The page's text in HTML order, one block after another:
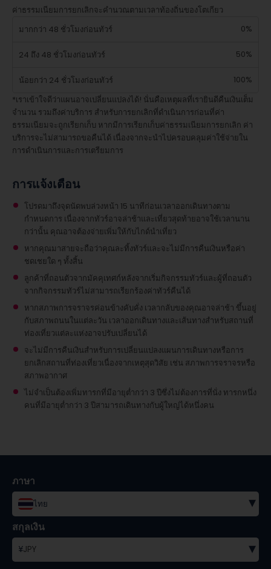
ค่าธรรมเนียมการยกเลิกจะคำนวณตามเวลาท้องถิ่นของโตเกียว
มากกว่า 48 ชั่วโมงก่อนทัวร์
0%
24 ถึง 48 ชั่วโมงก่อนทัวร์ 50%
น้อยกว่า 24 ชั่วโมงก่อนทัวร์
100%
*เราเข้าใจดีว่าแผนอาจเปลี่ยนแปลงได้! นั่นคือเหตุผลที่เรายินดีคืนเงินเต็ม
จำนวน รวมถึงค่าบริการ สำหรับการยกเลิกที่ดำเนินการก่อนที่ค่า
ธรรมเนียมจะถูกเรียกเก็บ หากมีการเรียกเก็บค่าธรรมเนียมการยกเลิก ค่า
บริการจะไม่สามารถขอคืนได้ เนื่องจากจะนำไปครอบคลุมค่าใช้จ่ายใน
การดำเนินการและการเตรียมการ
การแจ้งเตือน
โปรดมาถึงจุดนัดพบล่วงหน้า 15 นาทีก่อนเวลาออกเดินทางตาม
กำหนดการ เนื่องจากทัวร์อาจล่าช้าและเที่ยวสุดท้ายอาจใช้เวลานาน
กว่านั้น คุณอาจต้องจ่ายเพิ่มให้กับไกด์นำเที่ยว
หากคุณมาสายจะถือว่าคุณละทิ้งทัวร์และจะไม่มีการคืนเงินหรือค่า
ชดเชยใด ๆ ทั้งสิ้น
ลูกค้าที่ถอนตัวจากมัคคุเทศก์หลังจากเริ่มกิจกรรมทัวร์และผู้ที่ถอนตัว
จากกิจกรรมทัวร์ไม่สามารถเรียกร้องค่าทัวร์คืนได้
หากสภาพการจราจรค่อนข้างคับคั่ง เวลากลับของคุณอาจล่าช้า ขึ้นอยู่
กับสภาพถนนในแต่ละวัน เวลาออกเดินทางและเส้นทางสำหรับสถานที่
ท่องเที่ยวแต่ละแห่งอาจปรับเปลี่ยนได้
จะไม่มีการคืนเงินสำหรับการเปลี่ยนแปลงแผนการเดินทางหรือการ
ยกเลิกสถานที่ท่องเที่ยวเนื่องจากเหตุสุดวิสัย เช่น สภาพการจราจรหรือ
สภาพอากาศ
ไม่จำเป็นต้องเพิ่มทารกที่มีอายุต่ำกว่า 3 ปีซึ่งไม่ต้องการที่นั่ง ทารกหนึ่ง
คนที่มีอายุต่ำกว่า 3 ปีสามารถเดินทางกับผู้ใหญ่ได้หนึ่งคน
ภาษา
ไทย ▾
สกุลเงิน
¥JPY ▾